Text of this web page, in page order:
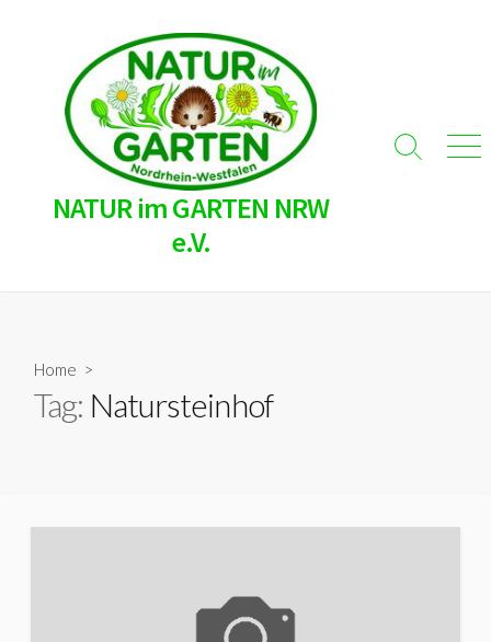
content
NATUR im GARTEN NRW
e.V.
Search
Home >
Tag: Natursteinhof